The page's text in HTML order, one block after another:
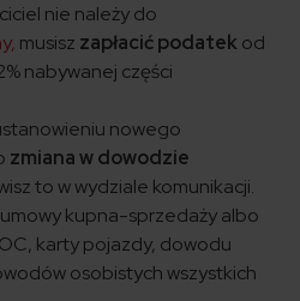
nie należy do
musisz zapłacić podatekod
nabywanej części
nowego
zmiana w dowodzie
to w wydziale komunikacji.
kupna-sprzedaży albo
karty pojazdy, dowodu
osobistych wszystkich